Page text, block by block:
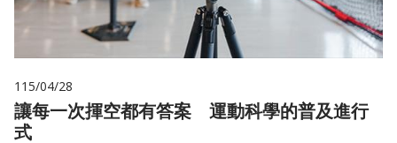
115/04/28
讓每一次揮空都有答案 運動科學的普及進行
式